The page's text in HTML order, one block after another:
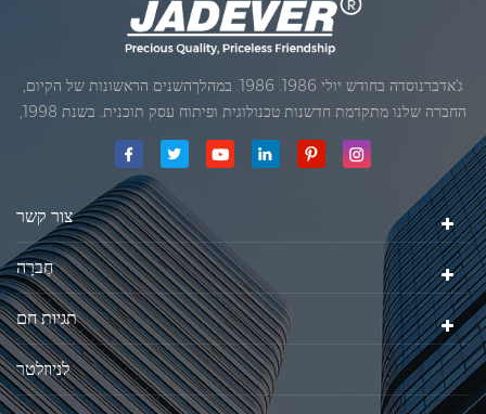
ג'אדברנוסדה בחודש יולי 1986. 1986. במהלךהשנים הראשונות של הקיום,
החברה שלנו השיגה את המטרה האיכותי, כאשר הראשון של המוצרים שלנו
ג'אדברסולם ושות 'בע"מהיה
צור קשר
חֶברָה
תגיות חם
לניוזלטר